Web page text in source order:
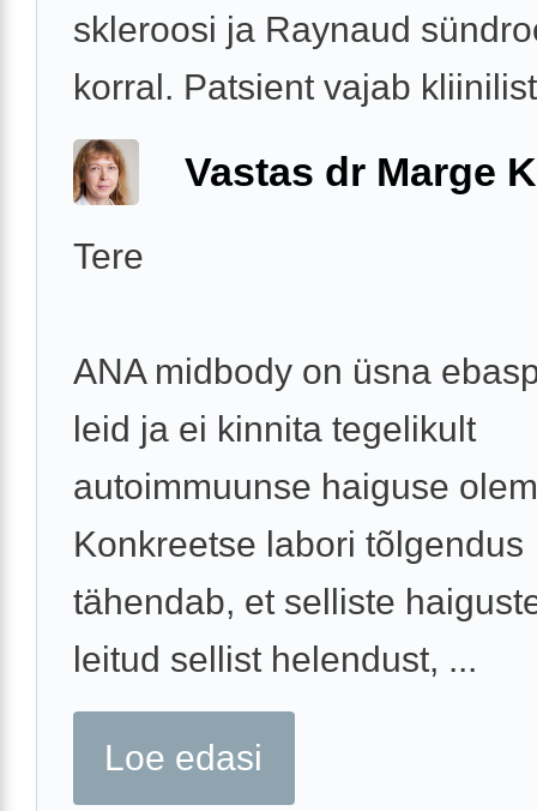
skleroosi ja Raynaud
korral. Patsient vajab
Vastas dr Marge
Tere
ANA midbody on üsna
leid ja ei kinnita tegelikult
autoimmuunse haiguse
Konkreetse labori tõlgendus
tähendab, et selliste
leitud sellist helendust, ...
Loe edasi